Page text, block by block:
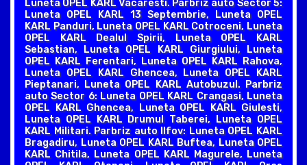
Luneta OPEL KARL Vacaresti. Parbriz auto Sector 5:
Luneta OPEL KARL 13 Septembrie, Luneta OPEL
KARL Panduri, Luneta OPEL KARL Cotroceni, Luneta
OPEL KARL Dealul Spirii, Luneta OPEL KARL
Sebastian, Luneta OPEL KARL Giurgiului, Luneta
OPEL KARL Ferentari, Luneta OPEL KARL Rahova,
Luneta OPEL KARL Ghencea, Luneta OPEL KARL
Pieptanari, Luneta OPEL KARL Autobuzul. Parbriz
auto Sector 6: Luneta OPEL KARL Crangasi, Luneta
OPEL KARL Ghencea, Luneta OPEL KARL Giulesti,
Luneta OPEL KARL Drumul Taberei, Luneta OPEL
KARL Militari. Parbriz auto Ilfov: Luneta OPEL KARL
Bragadiru, Luneta OPEL KARL Buftea, Luneta OPEL
KARL Chitila, Luneta OPEL KARL Magurele, Luneta